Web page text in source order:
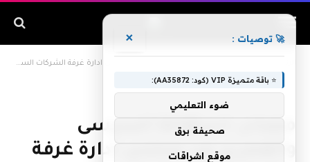
مصادر :استقالة السيسى والغمرى من مجلس ادارة غرفة الشركات السياحية
مصادر :استقالة السيسى
والغمرى من مجلس ادارة غرفة
🚀 توصيات : ×
⭐ باقة متميزة VIP (كود: AA35872):
ضوء التعليمي
صحيفة برق
موقع اشراقات